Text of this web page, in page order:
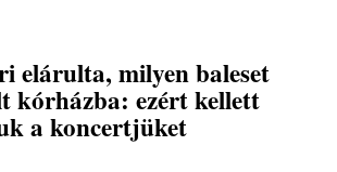
elárulta, milyen baleset
kórházba: ezért kellett
a koncertjüket